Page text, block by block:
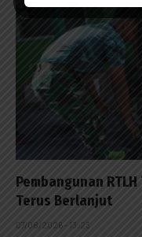
Pembangunan
Terus Berlanjut
07/08/2026 - 13:23